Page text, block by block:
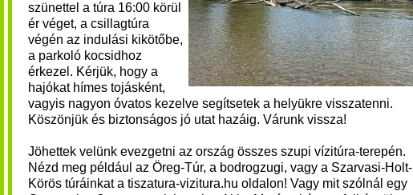
szünettel a túra 16:00 körül
ér véget, a csillagtúra
végén az indulási kikötőbe,
a parkoló kocsidhoz
érkezel. Kérjük, hogy a
hajókat hímes tojásként,
vagyis nagyon óvatos kezelve segítsetek a helyükre visszatenni.
Köszönjük és biztonságos jó utat hazáig. Várunk vissza!
Jöhettek velünk evezgetni az ország összes szupi vízitúra-terepén.
Nézd meg például az Öreg-Túr, a bodrogzugi, vagy a Szarvasi-Holt-
Körös túráinkat a tiszatura-vizitura.hu oldalon! Vagy mit szólnál egy